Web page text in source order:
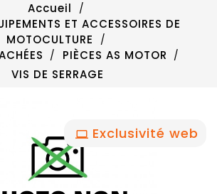
Accueil
ET ACCESSOIRES DE
MOTOCULTURE
PIÈCES AS MOTOR
VIS DE SERRAGE
Exclusivité web